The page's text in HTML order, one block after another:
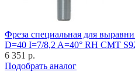
Фреза специальная для
D=40 I=7/8,2 A=40° RH CMT
6 351 р.
Подобрать аналог